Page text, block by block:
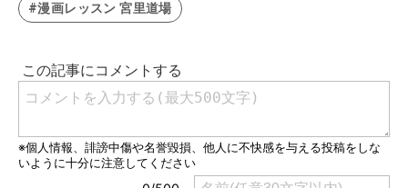
#漫画レッスン 宮里道場